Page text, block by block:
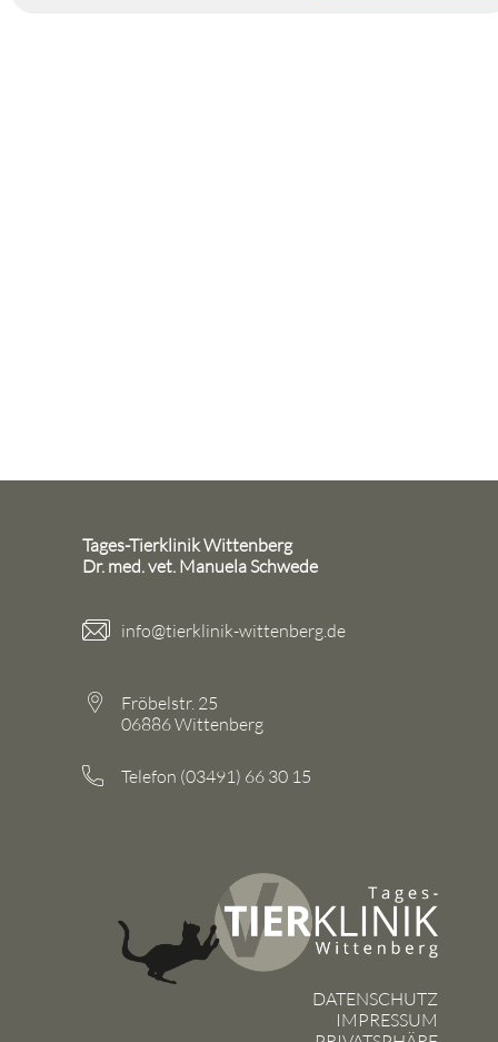
Tages-Tierklinik Wittenberg
Dr. med. vet. Manuela Schwede
info@tierklinik-wittenberg.de
Fröbelstr. 25
06886 Wittenberg
Telefon (03491) 66 30 15
DATENSCHUTZ
IMPRESSUM